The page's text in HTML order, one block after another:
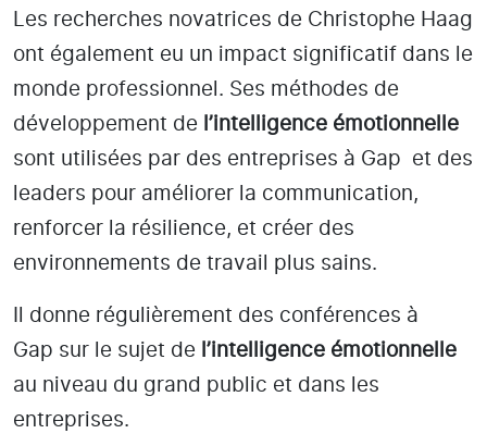
Les recherches novatrices de Christophe Haag
ont également eu un impact significatif dans le
monde professionnel. Ses méthodes de
développement de l’intelligence émotionnelle
sont utilisées par des entreprises à Gap
et des
leaders pour améliorer la communication,
renforcer la résilience, et créer des
environnements de travail plus sains.
Il donne régulièrement des conférences à
Gap sur le sujet de l’intelligence émotionnelle
au niveau du grand public et dans les
entreprises.